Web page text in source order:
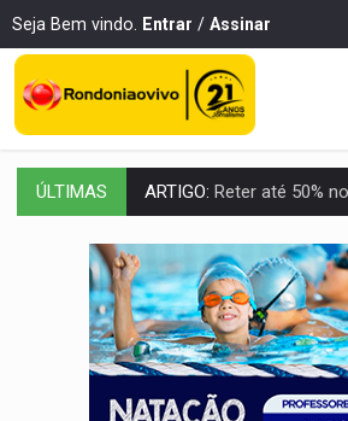
Seja Bem vindo. Entrar / Assinar
ÚLTIMAS DO HOSPITAL AO CAMPO:
EXPANSÃO:Grupo Nova Era
ROTA GLOBAL: PCC amplia
CONEXÃO
EXTENSÃO DE DANOS: